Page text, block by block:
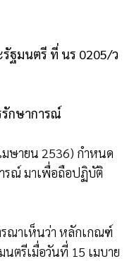
ฐมนตรี ที่ นร 0205/ว
รักษาการณ์
ษายน 2536) กำหนด
รณ์ มาเพื่อถือปฏิบัติ
ณาเห็นว่า หลักเกณฑ์
นตรีเมื่อวันที่ 15 เมบาย